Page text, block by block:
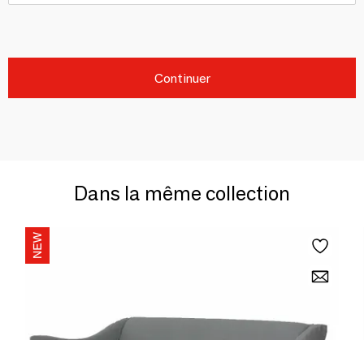
Continuer
Dans la même collection